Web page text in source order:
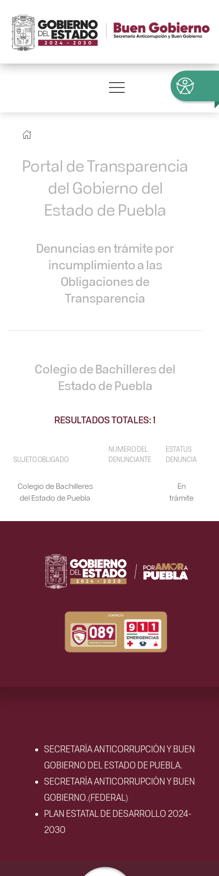
Portal de Transparencia
del Gobierno del
Estado de Puebla
Denuncias en trámite por
incumplimiento a las
Obligaciones de
Transparencia
Colegio de Bachilleres del
Estado de Puebla
RESULTADOS TOTALES: 1
SUJETO OBLIGADO
NÚMERO DEL
DENUNCIANTE
ESTATUS
DENUNCIA
Colegio de Bachilleres
del Estado de Puebla
En
trámite
SECRETARÍA ANTICORRUPCIÓN Y BUEN
GOBIERNO DEL ESTADO DE PUEBLA.
SECRETARÍA ANTICORRUPCIÓN Y BUEN
GOBIERNO.(FEDERAL)
PLAN ESTATAL DE DESARROLLO 2024-
2030